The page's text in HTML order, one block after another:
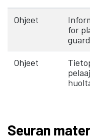
Ohjeet
for
Ohjeet
Seuran